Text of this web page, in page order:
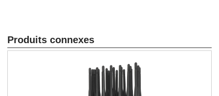
Produits connexes